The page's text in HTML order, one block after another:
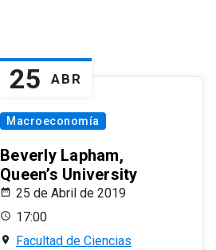
25 ABR
Macroeconomía
Beverly Lapham,
Queen’s University
25 de Abril de 2019
17:00
Facultad de Ciencias